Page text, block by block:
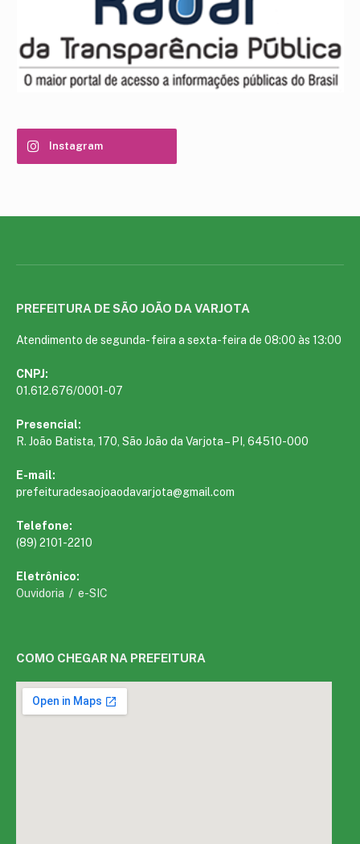
Instagram
PREFEITURA DE SÃO JOÃO DA VARJOTA
Atendimento de segunda- feira a sexta-feira de 08:00 às 13:00
CNPJ:
01.612.676/0001-07
Presencial:
R. João Batista, 170, São João da Varjota – PI, 64510-000
E-mail:
prefeituradesaojoaodavarjota@gmail.com
Telefone:
(89) 2101-2210
Eletrônico:
Ouvidoria / e-SIC
COMO CHEGAR NA PREFEITURA